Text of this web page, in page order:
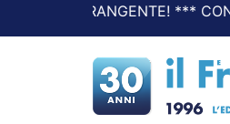
DEL FRANGENTE! *** CON